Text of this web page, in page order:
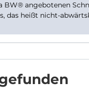
BW® angebotenen
das heißt nicht-